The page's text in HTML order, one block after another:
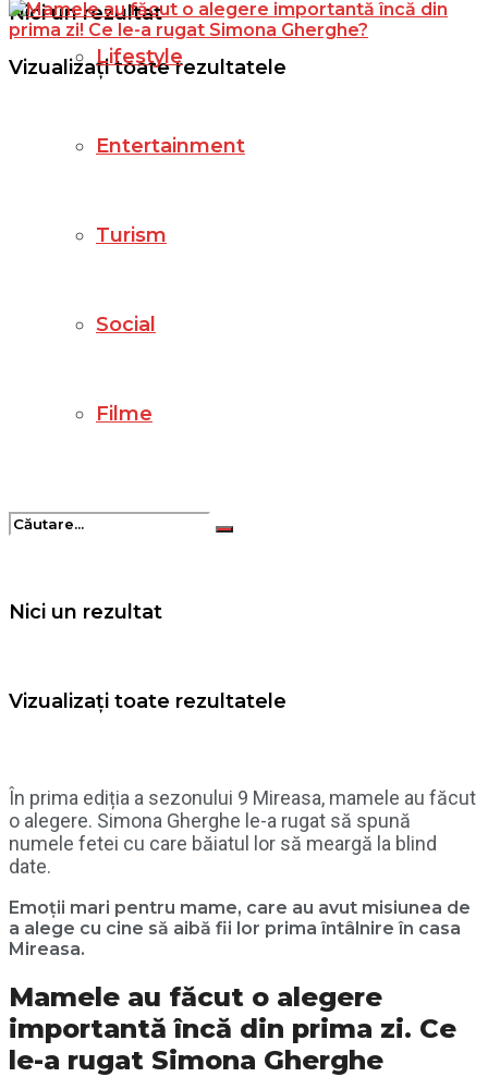
Nici un rezultat
Vizualizați toate rezultatele
Lifestyle
Entertainment
Turism
Social
Filme
Nici un rezultat
Vizualizați toate rezultatele
În prima ediția a sezonului 9 Mireasa, mamele au făcut
o alegere. Simona Gherghe le-a rugat să spună
numele fetei cu care băiatul lor să meargă la blind
date.
Emoții mari pentru mame, care au avut misiunea de
a alege cu cine să aibă fii lor prima întâlnire în casa
Mireasa.
Mamele au făcut o alegere
importantă încă din prima zi. Ce
le-a rugat Simona Gherghe